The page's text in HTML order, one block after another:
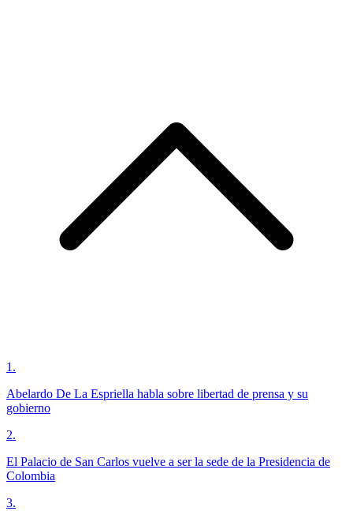
1 .
Abelardo De La Espriella habla sobre libertad de prensa y su
gobierno
2.
El Palacio de San Carlos vuelve a ser la sede de la Presidencia de
Colombia
3.